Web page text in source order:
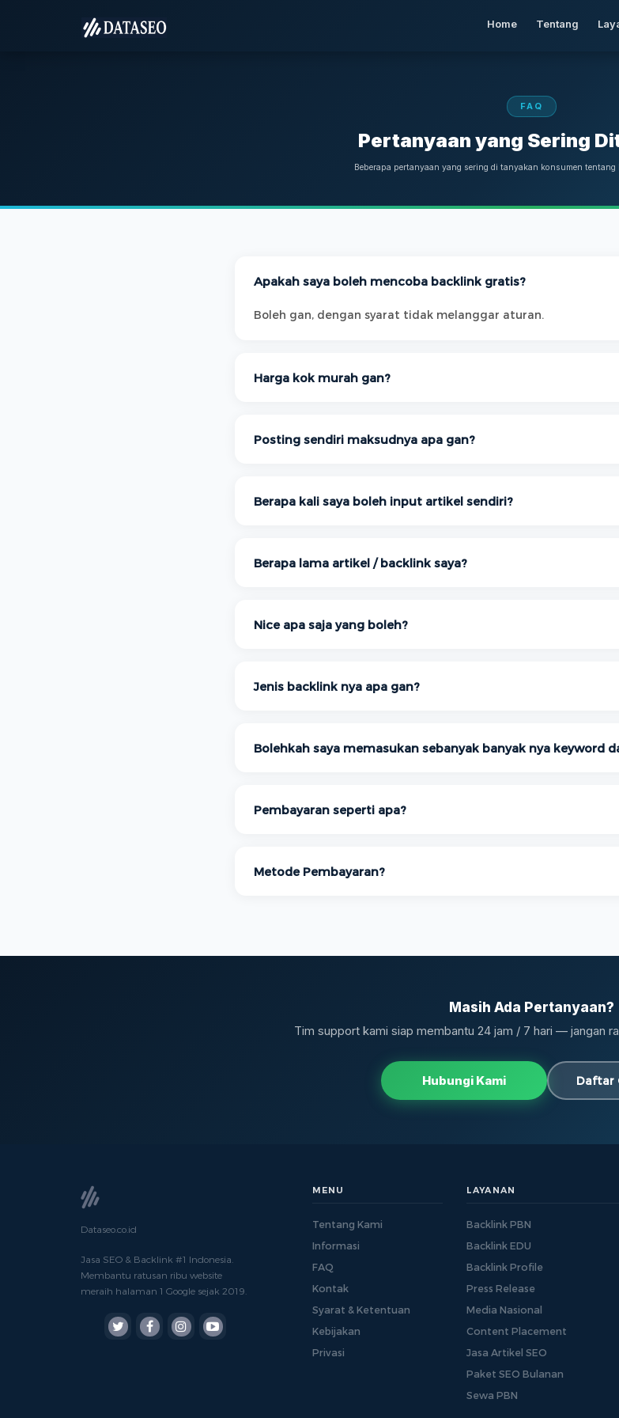
Home Tentang
FAQ
Pertanyaan yang Sering
Beberapa pertanyaan yang sering di tanyakan konsumen
Apakah saya boleh mencoba backlink gratis?
Boleh gan, dengan syarat tidak melanggar aturan.
Harga kok murah gan?
Posting sendiri maksudnya apa gan?
Berapa kali saya boleh input artikel sendiri?
Berapa lama artikel / backlink saya?
Nice apa saja yang boleh?
Jenis backlink nya apa gan?
Bolehkah saya memasukan sebanyak banyak nya keyword
Pembayaran seperti apa?
Metode Pembayaran?
Masih Ada Pertanyaan?
Tim support kami siap membantu 24 jam / 7 hari — jangan
Hubungi Kami Daftar
Dataseo.co.id
Jasa SEO & Backlink #1 Indonesia.
Membantu ratusan ribu website
meraih halaman 1 Google sejak 2019.
MENU
Tentang Kami
Informasi
FAQ
Kontak
Syarat & Ketentuan
Kebijakan
Privasi
LAYANAN
Backlink PBN
Backlink EDU
Backlink Profile
Press Release
Media Nasional
Content Placement
Jasa Artikel SEO
Paket SEO Bulanan
Sewa PBN